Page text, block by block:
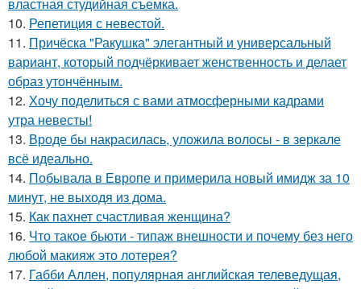
10. Репетиция с невестой.
11. Причёска "Ракушка" элегантный и универсальный
вариант, который подчёркивает женственность и делает
образ утончённым.
12. Хочу поделиться с вами атмосферными кадрами
утра невесты!
13. Вроде бы накрасилась, уложила волосы - в зеркале
всё идеально.
14. Побывала в Европе и примерила новый имидж за 10
минут, не выходя из дома.
15. Как пахнет счастливая женщина?
16. Что такое бьюти - типаж внешности и почему без него
любой макияж это лотерея?
17. Габби Аллен, популярная английская телеведущая,